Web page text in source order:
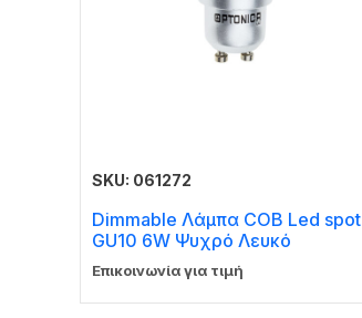
SKU: 061272
Dimmable Λάμπα COB Led spot
GU10 6W Ψυχρό Λευκό
Επικοινωνία για τιμή